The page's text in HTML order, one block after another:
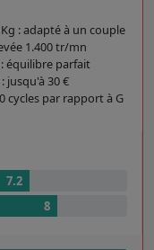
: adapté à un couple
1.400 tr/mn
équilibre parfait
jusqu'à 30 €
cycles par rapport à G
7.2
8